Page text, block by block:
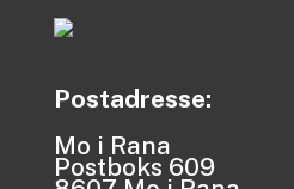
Postadresse:
Mo i Rana
Postboks 609